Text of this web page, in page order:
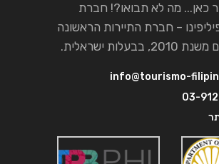
כאן... מה לא תבואו?! חברת
– חברת התיירות הראשונה
בבעלות ישראלית.
info@tourismo-
03-